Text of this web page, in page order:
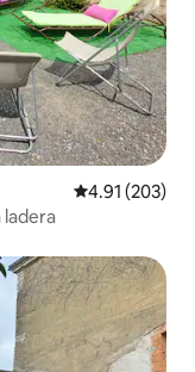
Calificación
4.91 (203)
ladera